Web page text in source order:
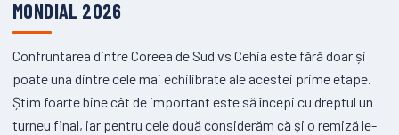
MONDIAL 2026
Confruntarea dintre Coreea de Sud vs Cehia este fără doar și
poate una dintre cele mai echilibrate ale acestei prime etape.
Știm foarte bine cât de important este să începi cu dreptul un
turneu final, iar pentru cele două considerăm că și o remiză le-